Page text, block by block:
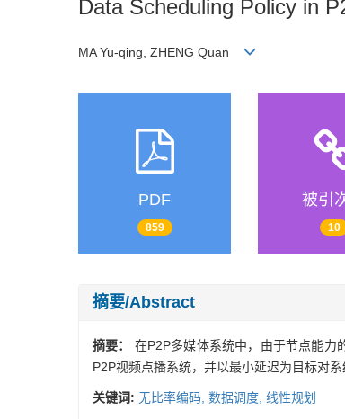
Data Scheduling Policy in
MA Yu-qing, ZHENG Quan
PDF
859
被引
10
摘要/Abstract
摘要： 在P2P多媒体系统中，由于节点能力
P2P视频点播系统，并以最小延迟为目标对
关键词: 无比率编码, 数据调度, 线性规划